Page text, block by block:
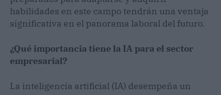
habilidades en este campo tendrán una ventaja
significativa en el panorama laboral del futuro.
¿Qué importancia tiene la IA para el sector
empresarial?
La inteligencia artificial (IA) desempeña un